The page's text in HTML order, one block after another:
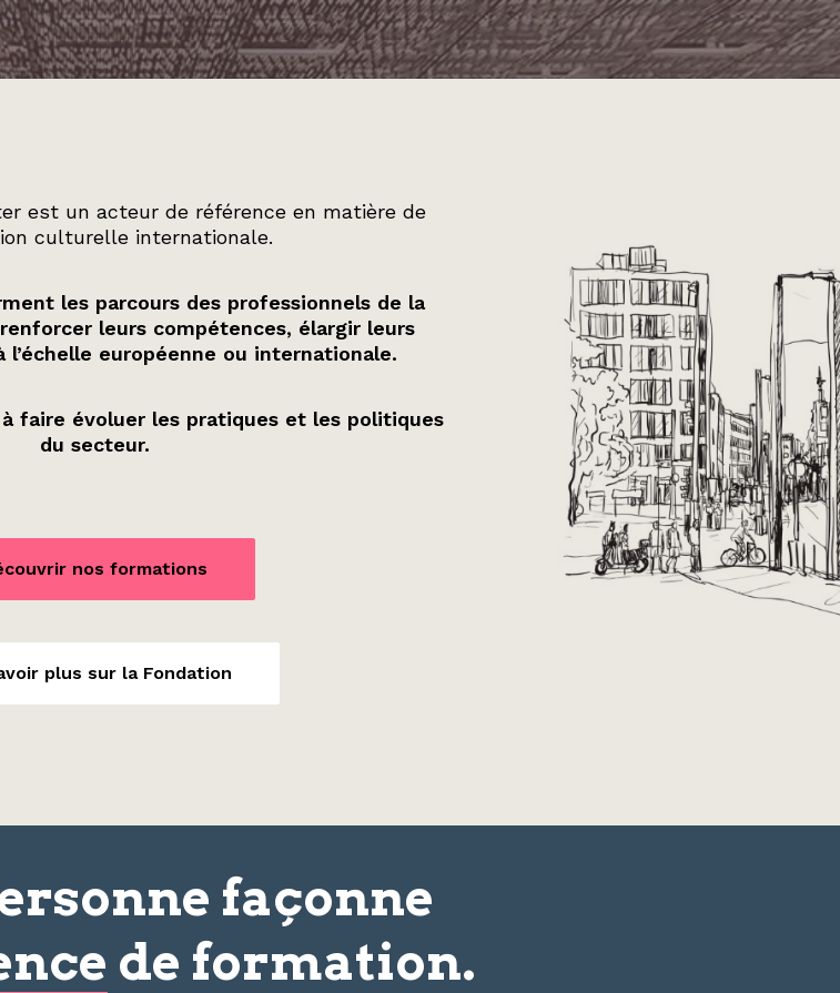
est un acteur de référence en matière de
culturelle internationale.
les parcours des professionnels de la
leurs compétences, élargir leurs
européenne ou internationale.
faire évoluer les pratiques et les politiques
du secteur.
nos formations
plus sur la Fondation
façonne
de formation.